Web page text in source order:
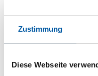
Zustimmung
Diese Webseite
Artikelnummer
2950-0060-110
Kupfer blei